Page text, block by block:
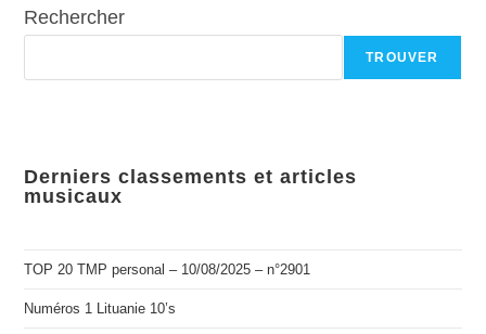
Rechercher
TROUVER
Derniers classements et articles
musicaux
TOP 20 TMP personal – 10/08/2025 – n°2901
Numéros 1 Lituanie 10’s